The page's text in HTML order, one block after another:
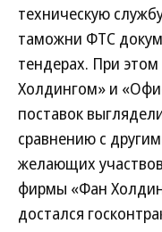
техническую
таможни ФТС
тендерах. При
Холдингом» и
поставок
сравнению с
желающих
фирмы «Фан
достался